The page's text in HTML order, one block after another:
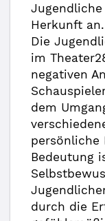
Herkunft an.
Die
im
negativen
dem
persönliche
Bedeutung
durch die